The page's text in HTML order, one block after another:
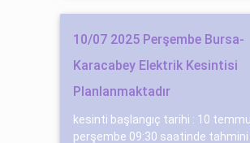
10/07 2025 Perşembe Bursa-
Karacabey Elektrik Kesintisi
Planlanmaktadır
kesinti başlangıç tarihi : 10
perşembe 09:30 saatinde